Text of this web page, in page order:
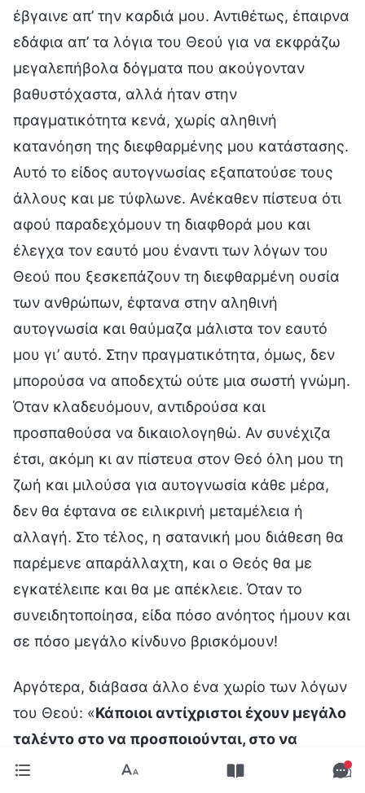
έβγαινε απ’ την καρδιά μου. Αντιθέτως, έπαιρνα
εδάφια απ’ τα λόγια του Θεού για να εκφράζω
μεγαλεπήβολα δόγματα που ακούγονταν
βαθυστόχαστα, αλλά ήταν στην
πραγματικότητα κενά, χωρίς αληθινή
κατανόηση της διεφθαρμένης μου κατάστασης.
Αυτό το είδος αυτογνωσίας εξαπατούσε τους
άλλους και με τύφλωνε. Ανέκαθεν πίστευα ότι
αφού παραδεχόμουν τη διαφθορά μου και
έλεγχα τον εαυτό μου έναντι των λόγων του
Θεού που ξεσκεπάζουν τη διεφθαρμένη ουσία
των ανθρώπων, έφτανα στην αληθινή
αυτογνωσία και θαύμαζα μάλιστα τον εαυτό
μου γι’ αυτό. Στην πραγματικότητα, όμως, δεν
μπορούσα να αποδεχτώ ούτε μια σωστή γνώμη.
Όταν κλαδευόμουν, αντιδρούσα και
προσπαθούσα να δικαιολογηθώ. Αν συνέχιζα
έτσι, ακόμη κι αν πίστευα στον Θεό όλη μου τη
ζωή και μιλούσα για αυτογνωσία κάθε μέρα,
δεν θα έφτανα σε ειλικρινή μεταμέλεια ή
αλλαγή. Στο τέλος, η σατανική μου διάθεση θα
παρέμενε απαράλλαχτη, και ο Θεός θα με
εγκατέλειπε και θα με απέκλειε. Όταν το
συνειδητοποίησα, είδα πόσο ανόητος ήμουν και
σε πόσο μεγάλο κίνδυνο βρισκόμουν!
Αργότερα, διάβασα άλλο ένα χωρίο των λόγων
του Θεού: «Κάποιοι αντίχριστοι έχουν μεγάλο
ταλέντο στο να προσποιούνται, στο να
εξαπατούν τους άλλους και στο να